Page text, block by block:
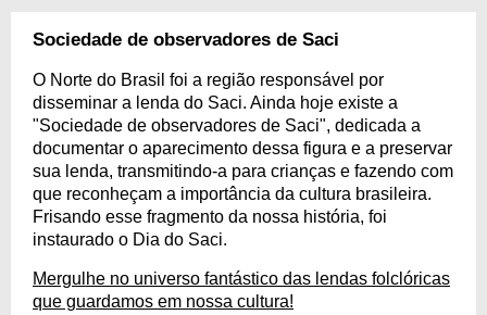
Sociedade de observadores de Saci
O Norte do Brasil foi a região responsável por
disseminar a lenda do Saci. Ainda hoje existe a
"Sociedade de observadores de Saci", dedicada a
documentar o aparecimento dessa figura e a preservar
sua lenda, transmitindo-a para crianças e fazendo com
que reconheçam a importância da cultura brasileira.
Frisando esse fragmento da nossa história, foi
instaurado o Dia do Saci.
Mergulhe no universo fantástico das lendas folclóricas
que guardamos em nossa cultura!